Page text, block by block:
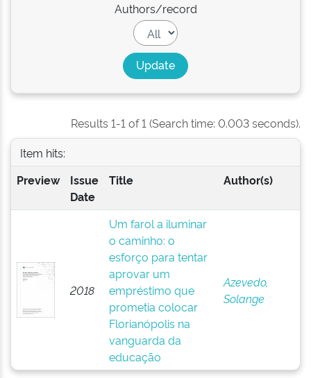
Authors/record
Results 1-1 of 1 (Search time: 0.003 seconds).
Item hits:
Preview
Issue
Date
Title Author(s)
2018
Um farol a iluminar
o caminho: o
esforço para tentar
aprovar um
empréstimo que
prometia colocar
Florianópolis na
vanguarda da
educação
Azevedo,
Solange